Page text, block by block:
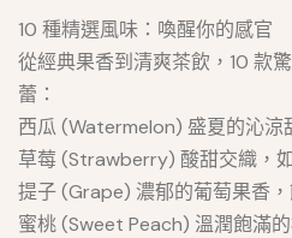
10 種精選風味：喚醒你的感官
從經典果香到清爽茶飲，10 款
蕾：
西瓜 (Watermelon) 盛夏的沁涼
草莓 (Strawberry) 酸甜交織，
提子 (Grape) 濃郁的葡萄果香，
蜜桃 (Sweet Peach) 溫潤飽滿